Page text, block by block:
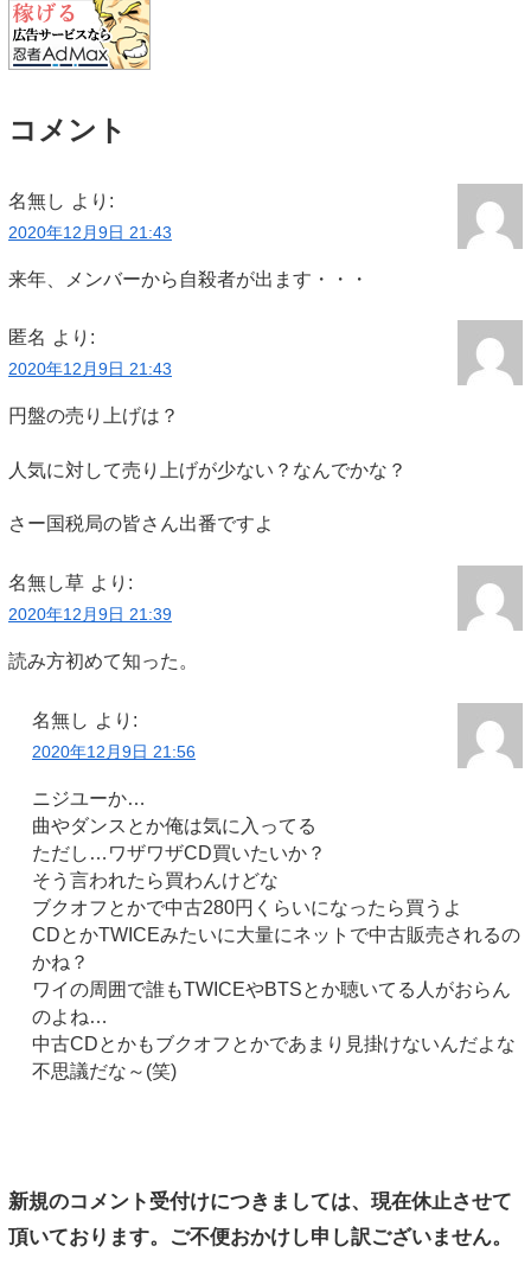
コメント
名無し より:
2020年12月9日 21:43
来年、メンバーから自殺者が出ます・・・
匿名 より:
2020年12月9日 21:43
円盤の売り上げは？
人気に対して売り上げが少ない？なんでかな？
さー国税局の皆さん出番ですよ
名無し草 より:
2020年12月9日 21:39
読み方初めて知った。
名無し より:
2020年12月9日 21:56
ニジユーか…
曲やダンスとか俺は気に入ってる
ただし…ワザワザCD買いたいか？
そう言われたら買わんけどな
ブクオフとかで中古280円くらいになったら買うよ
CDとかTWICEみたいに大量にネットで中古販売されるの
かね？
ワイの周囲で誰もTWICEやBTSとか聴いてる人がおらん
のよね…
中古CDとかもブクオフとかであまり見掛けないんだよな
不思議だな～(笑)
新規のコメント受付けにつきましては、現在休止させて
頂いております。ご不便おかけし申し訳ございません。